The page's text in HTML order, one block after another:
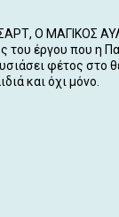
Ο ΜΑΓΙΚΟΣ
του έργου που η
φέτος στο
και όχι μόνο.